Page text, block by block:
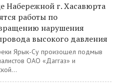
Набережной г. Хасавюрта
работы по
нарушения
высокого давления
Ярык-Су произошел подмыв
ОАО «Даггаз» и